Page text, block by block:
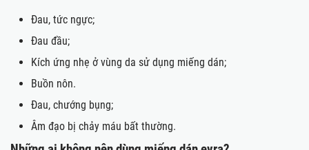
Đau, tức ngực;
Đau đầu;
Kích ứng nhẹ ở vùng da sử dụng miếng dán;
Buồn nôn.
Đau, chướng bụng;
Âm đạo bị chảy máu bất thường.